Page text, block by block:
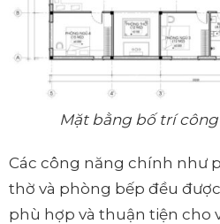
Mặt bằng bố trí
Các công năng chính như
thờ và phòng bếp đều
phù hợp và thuận tiện cho